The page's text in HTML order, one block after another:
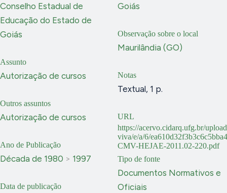
Conselho Estadual de
Educação do Estado de
Goiás
Assunto
Autorização de cursos
Outros assuntos
Autorização de cursos
Ano de Publicação
Década de 1980 > 1997
Data de publicação
Goiás
Observação sobre o local
Maurilândia (GO)
Notas
Textual, 1 p.
URL
https://acervo.cidarq.ufg.br/
viva/e/a/6/
CMV-HEJAE-2011.02-220.pdf
Tipo de fonte
Documentos Normativos e
Oficiais